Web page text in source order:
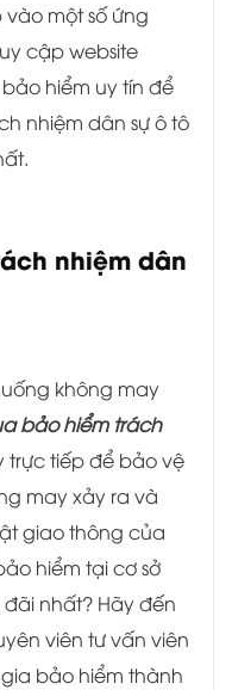
một số ứng
cập website
hiểm uy tín để
nhiệm dân sự ô tô
nhiệm dân
không may
bảo hiểm trách
trực tiếp để bảo vệ
may xảy ra và
giao thông của
hiểm tại cơ sở
nhất? Hãy đến
viên tư vấn viên
bảo hiểm thành